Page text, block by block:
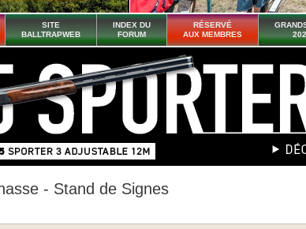
SITE
BALLTRAPWEB
INDEX DU
FORUM
RÉSERVÉ
AUX MEMBRES
- Stand de Signes